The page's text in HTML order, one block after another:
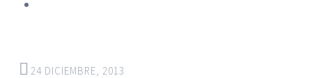
24 DICIEMBRE, 2013